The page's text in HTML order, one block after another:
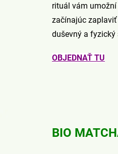
rituál vám
začínajúc
duševný a fyzický
OBJEDNAŤ TU
BIO